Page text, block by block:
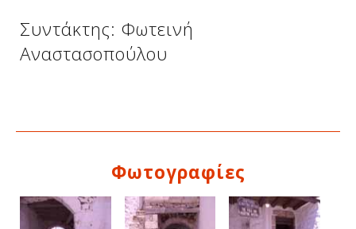
Συντάκτης: Φωτεινή
Αναστασοπούλου
Φωτογραφίες